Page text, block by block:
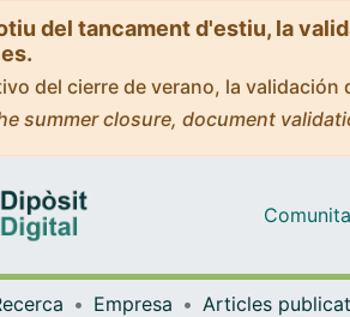
del tancament d'estiu, la
del cierre de verano, la
summer closure, document
Empresa